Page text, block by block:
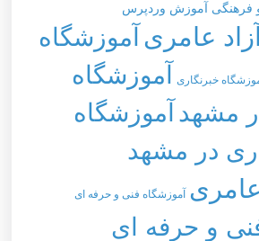
فرهنگی آموزش وردپرس
عامری آموزشگاه
خبرنگاری آموزشگاه
مشهد آموزشگاه
در مشهد
آموزشگاه فنی و حرفه ای
و حرفه ای